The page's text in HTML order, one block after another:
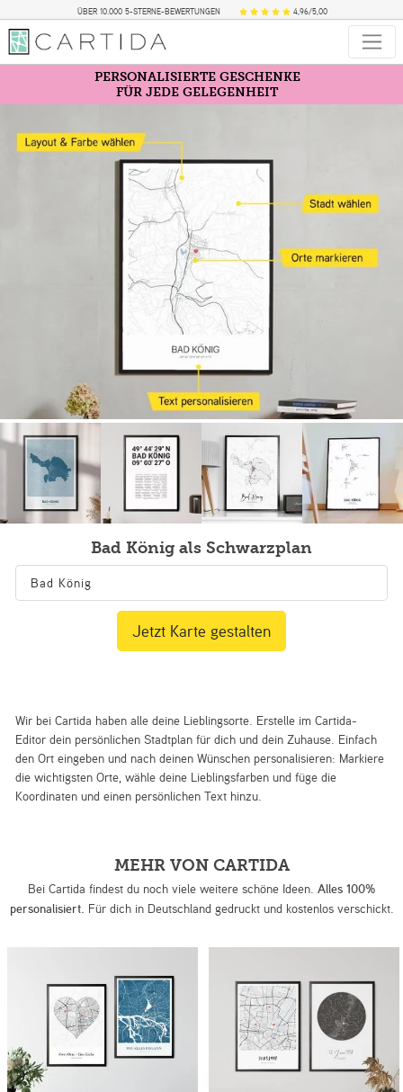
ÜBER 10.000 5-STERNE-BEWERTUNGEN 4,96/5,00
PERSONALISIERTE GESCHENKE
FÜR JEDE GELEGENHEIT
Bad König als Schwarzplan
Wir bei Cartida haben alle deine Lieblingsorte. Erstelle im Cartida-
Editor dein persönlichen Stadtplan für dich und dein Zuhause. Einfach
den Ort eingeben und nach deinen Wünschen personalisieren: Markiere
die wichtigsten Orte, wähle deine Lieblingsfarben und füge die
Koordinaten und einen persönlichen Text hinzu.
Jetzt Karte gestalten
MEHR VON CARTIDA
Bei Cartida findest du noch viele weitere schöne Ideen. Alles 100%
personalisiert. Für dich in Deutschland gedruckt und kostenlos verschickt.